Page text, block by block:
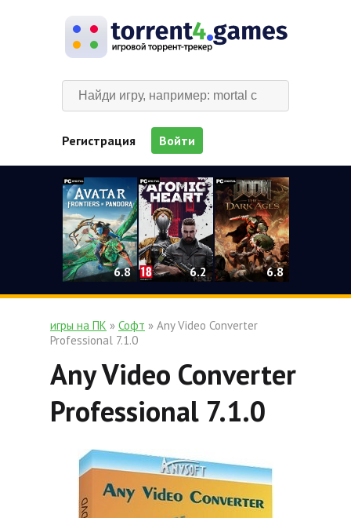
Регистрация Войти
6.8 6.2 6.8
игры на ПК » Софт » Any Video Converter
Professional 7.1.0
Any Video Converter
Professional 7.1.0